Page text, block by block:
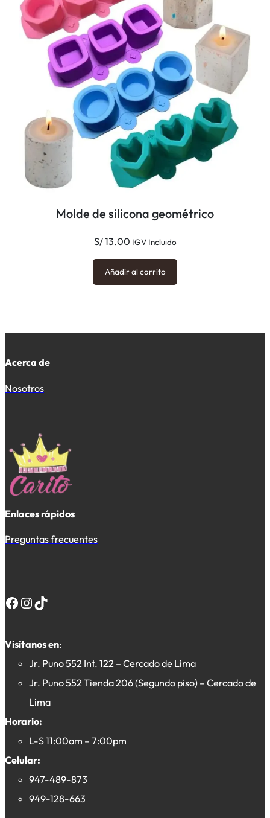
Molde de silicona geométrico
S/13.00 IGV Incluido
Añadir al carrito
Acerca de
Nosotros
Enlaces rápidos
Preguntas frecuentes
Facebook InstagramTikTok
Visítanos en:
Jr. Puno 552 Int. 122 – Cercado de Lima
Jr. Puno 552 Tienda 206 (Segundo piso) – Cercado de
Lima
Horario:
L-S 11:00am – 7:00pm
Celular:
947-489-873
949-128-663